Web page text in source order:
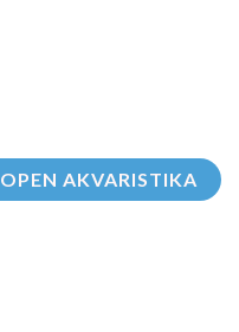
OPEN AKVARISTIKA